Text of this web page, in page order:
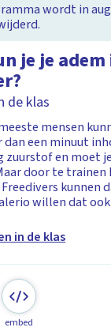
wordt in
je je
de klas
mensen
een minuut
zuurstof en moet
door te trainen
kunnen
willen dat
in de klas
embed